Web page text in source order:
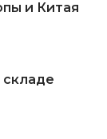
и Китая